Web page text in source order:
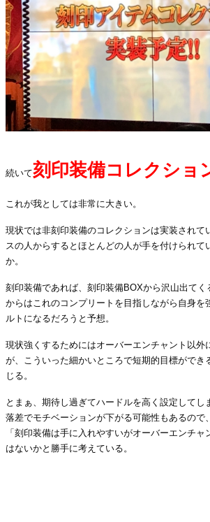
続いて刻印装備コレクショ
これが我としては非常に大きい。
現状では非刻印装備のコレクションは実装されて
スの人からするとほとんどの人が手を付けられて
か。
刻印装備であれば、刻印装備BOXから沢山出てく
からはこれのコンプリートを目指しながら自身を
ルトになるだろうと予想。
現状強くするためにはオーバーエンチャント以外
が、こういった細かいところで短期的目標ができ
じる。
とまぁ、期待し過ぎてハードルを高く設定してし
落差でモチベーションが下がる可能性もあるので
「刻印装備は手に入れやすいがオーバーエンチ
はないかと勝手に考えている。